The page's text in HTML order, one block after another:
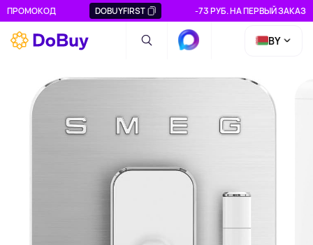
ПРОМОКОД DOBUYFIRST -73 РУБ. НА ПЕРВЫЙ ЗАКАЗ
BY